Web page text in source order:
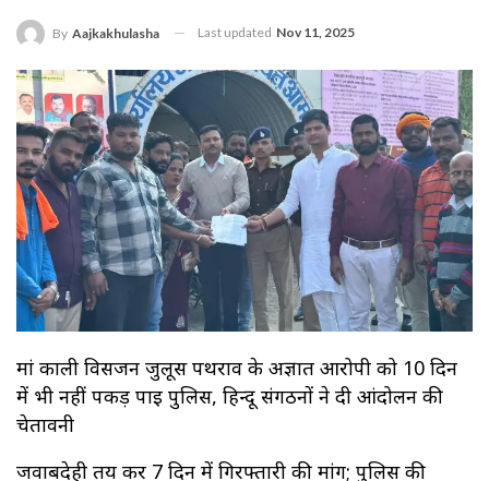
By Aajkakhulasha Last updated Nov 11, 2025
मां काली विसर्जन जुलूस पथराव के अज्ञात आरोपी को 10 दिन
में भी नहीं पकड़ पाई पुलिस, हिन्दू संगठनों ने दी आंदोलन की
चेतावनी
जवाबदेही तय कर 7 दिन में गिरफ्तारी की मांग; पुलिस की